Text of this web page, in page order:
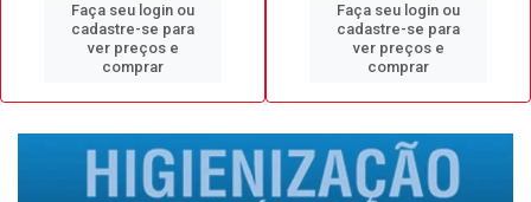
Faça seu login ou
cadastre-se para
ver preços e
comprar
Faça seu login ou
cadastre-se para
ver preços e
comprar